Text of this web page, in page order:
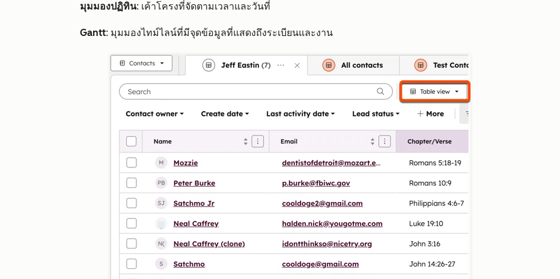
มุมมองปฏิทิน: เค้าโครงที่จัดตามเวลาและวันที่
Gantt: มุมมองไทม์ไลน์ที่มีจุดข้อมูลที่แสดงถึงระเบียนและงาน